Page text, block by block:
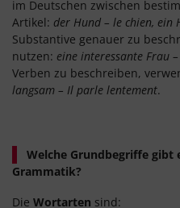
im Deutschen zwischen
Artikel: der Hund – le chien, ein
Substantive genauer zu
nutzen: eine interessante Frau
Verben zu beschreiben,
langsam – Il parle lentement.
Welche Grundbegriffe gibt
Grammatik?
Die Wortarten sind: